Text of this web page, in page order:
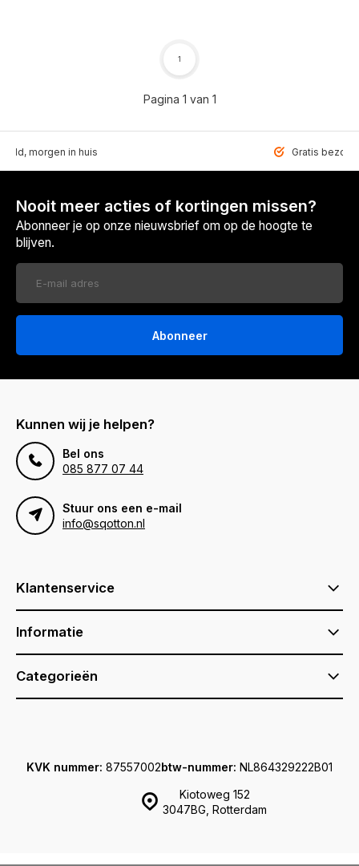
Pagina 1 van 1
1
morgen in huis Gratis
Nooit meer acties of kortingen missen?
Abonneer je op onze nieuwsbrief om op de hoogte te
blijven.
Abonneer
Kunnen wij je helpen?
Bel ons
085 877 07 44
Stuur ons een e-mail
info@sqotton.nl
Klantenservice
Informatie
Categorieën
Kiotoweg 152
3047BG, Rotterdam
KVK nummer: 87557002btw-nummer: NL864329222B01